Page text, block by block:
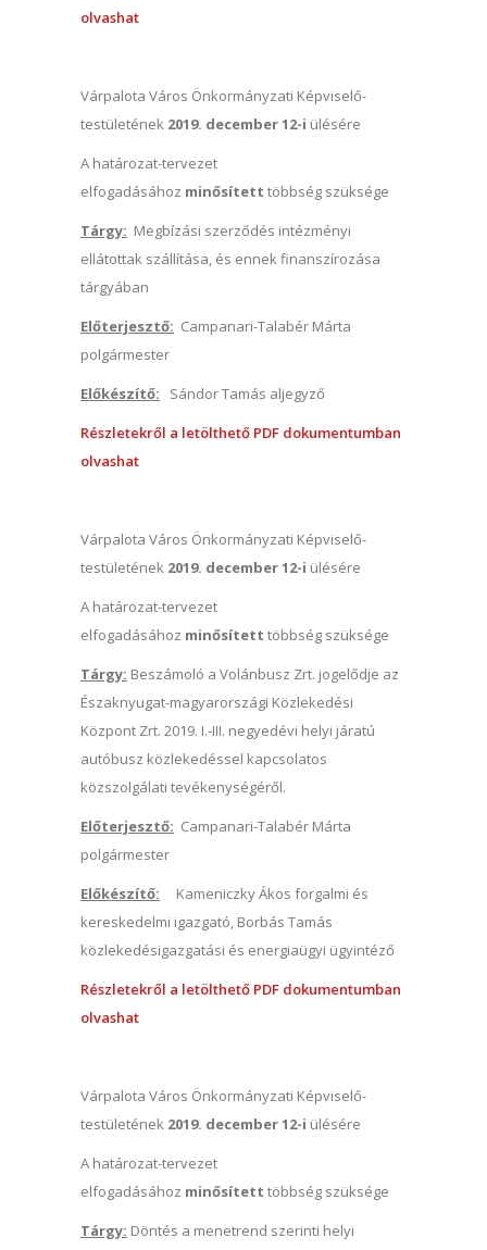
olvashat
Várpalota Város Önkormányzati Képviselő-
testületének 2019. december 12-i ülésére
A határozat-tervezet
elfogadásához minősített többség szüksége
Tárgy: Megbízási szerződés intézményi
ellátottak szállítása, és ennek finanszírozása
tárgyában
Előterjesztő: Campanari-Talabér Márta
polgármester
Előkészítő: Sándor Tamás aljegyző
Részletekről a letölthető PDF dokumentumban
olvashat
Várpalota Város Önkormányzati Képviselő-
testületének 2019. december 12-i ülésére
A határozat-tervezet
elfogadásához minősített többség szüksége
Tárgy: Beszámoló a Volánbusz Zrt. jogelődje az
Északnyugat-magyarországi Közlekedési
Központ Zrt. 2019. I.-III. negyedévi helyi járatú
autóbusz közlekedéssel kapcsolatos
közszolgálati tevékenységéről.
Előterjesztő: Campanari-Talabér Márta
polgármester
Előkészítő:
Kameniczky Ákos forgalmi és
kereskedelmi igazgató, Borbás Tamás
közlekedésigazgatási és energiaügyi ügyintéző
Részletekről a letölthető PDF dokumentumban
olvashat
Várpalota Város Önkormányzati Képviselő-
testületének 2019. december 12-i ülésére
A határozat-tervezet
elfogadásához minősített többség szüksége
Tárgy: Döntés a menetrend szerinti helyi